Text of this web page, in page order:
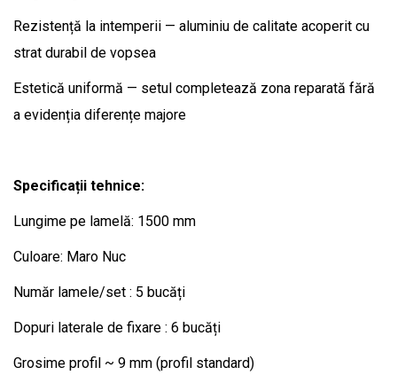
Rezistență la intemperii — aluminiu de calitate acoperit cu
strat durabil de vopsea
Estetică uniformă — setul completează zona reparată fără
a evidenția diferențe majore
Specificații tehnice:
Lungime pe lamelă: 1500 mm
Culoare: Maro Nuc
Număr lamele/set : 5 bucăți
Dopuri laterale de fixare : 6 bucăți
Grosime profil ~ 9 mm (profil standard)